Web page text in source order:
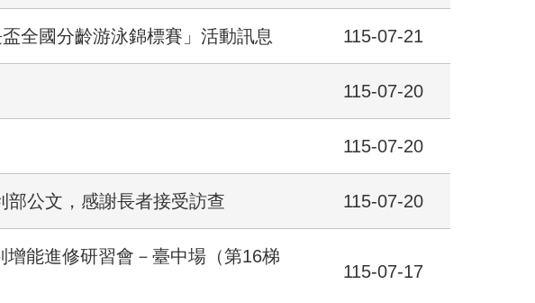
全國分齡游泳錦標賽」活動訊息 115-07-21
115-07-20
115-07-20
公文，感謝長者接受訪查 115-07-20
能進修研習會－臺中場（第16梯
115-07-17